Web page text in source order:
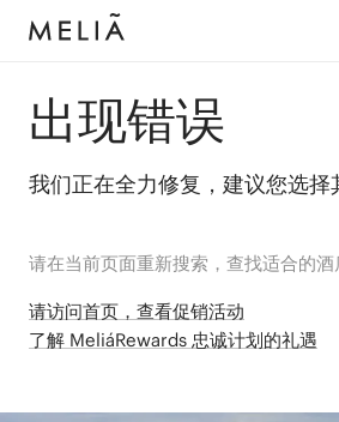
出现错误
我们正在全力修复，建议您选择
请在当前页面重新搜索，查找适合的酒
请访问首页，查看促销活动
了解 MeliáRewards 忠诚计划的礼遇